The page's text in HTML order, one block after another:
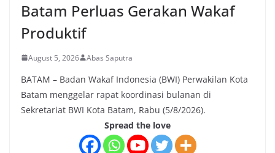
Batam Perluas Gerakan Wakaf
Produktif
August 5, 2026 Abas Saputra
BATAM – Badan Wakaf Indonesia (BWI) Perwakilan Kota
Batam menggelar rapat koordinasi bulanan di
Sekretariat BWI Kota Batam, Rabu (5/8/2026).
Spread the love